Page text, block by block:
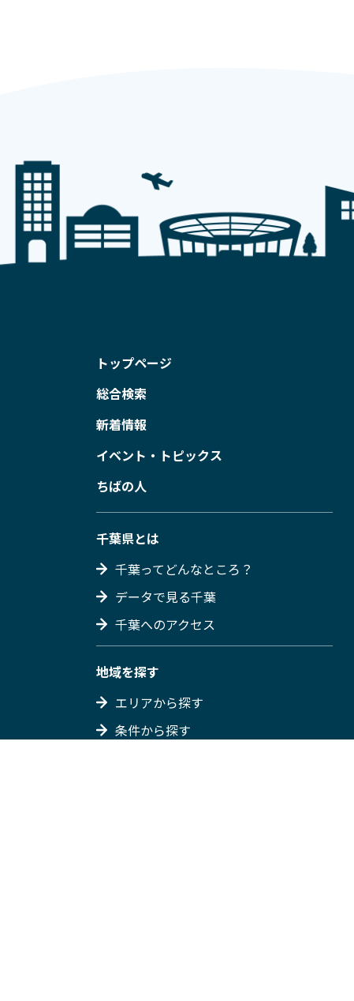
トップページ
総合検索
新着情報
イベント・トピックス
ちばの人
千葉県とは
千葉ってどんなところ？
データで見る千葉
千葉へのアクセス
地域を探す
エリアから探す
条件から探す